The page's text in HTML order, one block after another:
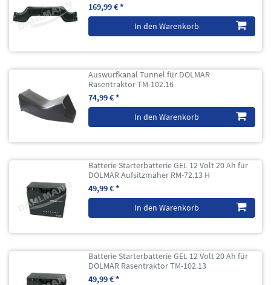
169,99 € *
In den Warenkorb
Auswurfkanal Tunnel für DOLMAR
Rasentraktor TM-102.16
74,99 € *
In den Warenkorb
Batterie Starterbatterie GEL 12 Volt 20 Ah für
DOLMAR Aufsitzmäher RM-72.13 H
49,99 € *
In den Warenkorb
Batterie Starterbatterie GEL 12 Volt 20 Ah für
DOLMAR Rasentraktor TM-102.13
49,99 € *